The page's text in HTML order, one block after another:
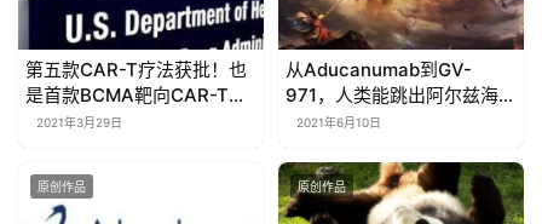
第五款CAR-T疗法获批！也
是首款BCMA靶向CAR-T疗
法、第二款BCMA靶向药物
2021年3月29日
从Aducanumab到GV-
971，人类能跳出阿尔兹海默
症这座“五指山”吗？
2021年6月10日
原创作品 原创作品